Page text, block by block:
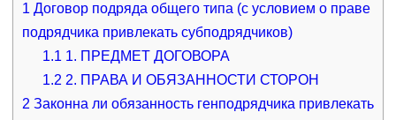
1Договор подряда общего типа (с условием о праве
подрядчика привлекать субподрядчиков)
1.1 1. ПРЕДМЕТ ДОГОВОРА
1.2 2. ПРАВА И ОБЯЗАННОСТИ СТОРОН
2Законна ли обязанность генподрядчика привлекать